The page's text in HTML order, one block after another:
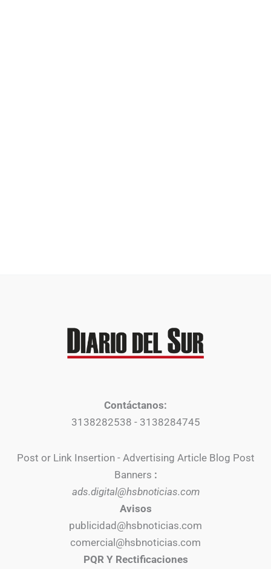
Contáctanos:
3138282538 - 3138284745
Post or Link Insertion - Advertising Article Blog Post
Banners :
ads.digital@hsbnoticias.com
Avisos
publicidad@hsbnoticias.com
comercial@hsbnoticias.com
PQR Y Rectificaciones